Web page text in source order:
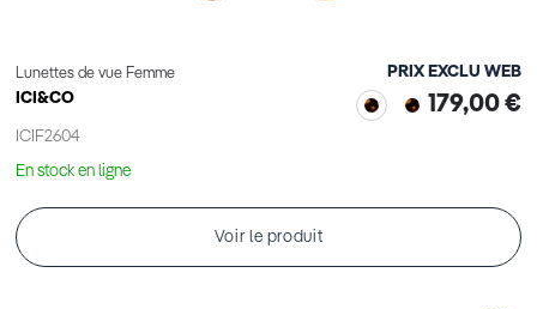
Lunettes de vue Femme
ICI&CO
ICIF2604
PRIX EXCLU WEB
179,00 €
En stock en ligne
Voir le produit